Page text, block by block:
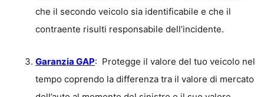
che il secondo veicolo sia identificabile e che il
contraente risulti responsabile dell’incidente.
Garanzia GAP: Protegge il valore del tuo veicolo nel
tempo coprendo la differenza tra il valore di mercato